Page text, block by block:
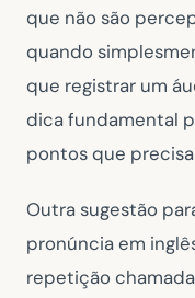
que não são
quando
que registrar um
dica fundamental
pontos que
Outra sugestão
pronúncia em
repetição chamada